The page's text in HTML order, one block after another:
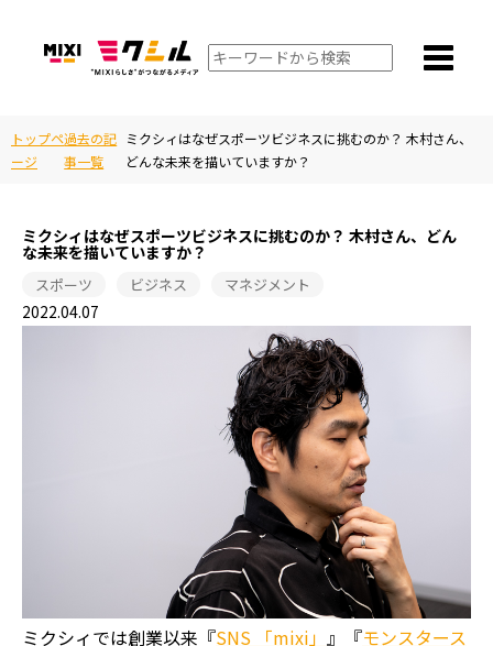
トップペ
ージ
過去の記
事一覧
ミクシィはなぜスポーツビジネスに挑むのか？ 木村さん、
どんな未来を描いていますか？
ミクシィはなぜスポーツビジネスに挑むのか？ 木村さん、どん
な未来を描いていますか？
スポーツ ビジネス マネジメント
2022.04.07
ミクシィでは創業以来『SNS 「mixi」 』『モンスタース